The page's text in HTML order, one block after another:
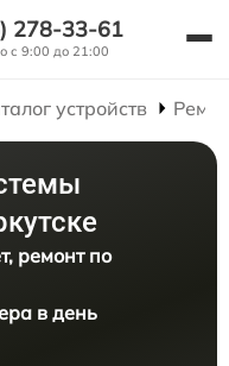
278-33-61
с 9:00 до 21:00
устройств
ремонт по
в день